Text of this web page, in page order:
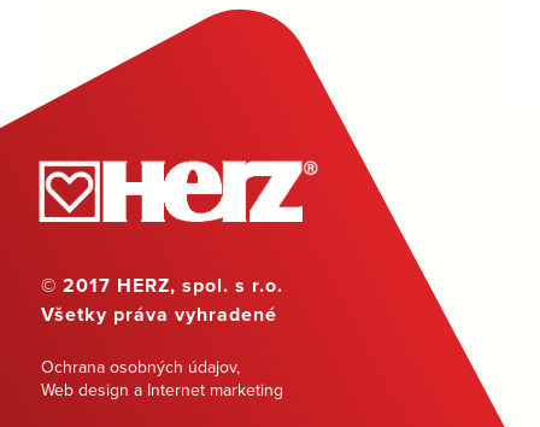
© 2017 HERZ, spol. s r.o.
Všetky práva vyhradené
Ochrana osobných údajov,
Web design a Internet marketing